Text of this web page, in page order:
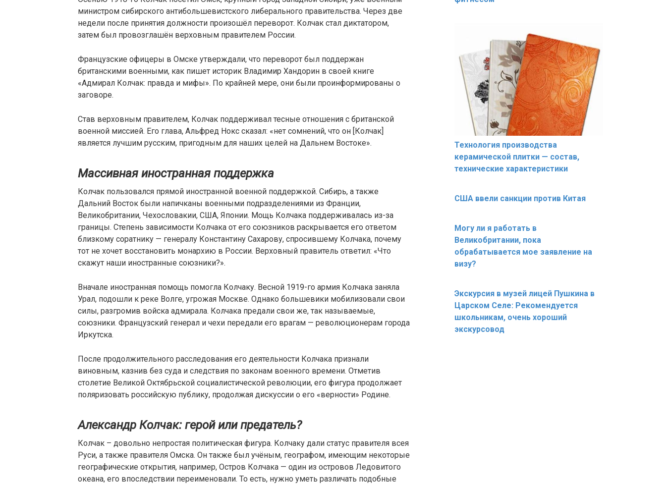
министром сибирского антибольшевистского либерального правительства. Через две
недели после принятия должности произошёл переворот. Колчак стал диктатором,
затем был провозглашён верховным правителем России.
Французские офицеры в Омске утверждали, что переворот был поддержан
британскими военными, как пишет историк Владимир Хандорин в своей книге
«Адмирал Колчак: правда и мифы». По крайней мере, они были проинформированы о
заговоре.
Став верховным правителем, Колчак поддерживал тесные отношения с британской
военной миссией. Его глава, Альфред Нокс сказал: «нет сомнений, что он [Колчак]
является лучшим русским, пригодным для наших целей на Дальнем Востоке».
Массивная иностранная поддержка
Колчак пользовался прямой иностранной военной поддержкой. Сибирь, а также
Дальний Восток были напичканы военными подразделениями из Франции,
Великобритании, Чехословакии, США, Японии. Мощь Колчака поддерживалась из-за
границы. Степень зависимости Колчака от его союзников раскрывается его ответом
близкому соратнику — генералу Константину Сахарову, спросившему Колчака, почему
тот не хочет восстановить монархию в России. Верховный правитель ответил: «Что
скажут наши иностранные союзники?».
Вначале иностранная помощь помогла Колчаку. Весной 1919-го армия Колчака заняла
Урал, подошли к реке Волге, угрожая Москве. Однако большевики мобилизовали свои
силы, разгромив войска адмирала. Колчака предали свои же, так называемые,
союзники. Французский генерал и чехи передали его врагам — революционерам города
Иркутска.
После продолжительного расследования его деятельности Колчака признали
виновным, казнив без суда и следствия по законам военного времени. Отметив
столетие Великой Октябрьской социалистической революции, его фигура продолжает
поляризовать российскую публику, продолжая дискуссии о его «верности» Родине.
Александр Колчак: герой или предатель?
Колчак – довольно непростая политическая фигура. Колчаку дали статус правителя всея
Руси, а также правителя Омска. Он также был учёным, географом, имеющим некоторые
географические открытия, например, Остров Колчака — один из островов Ледовитого
океана, его впоследствии переименовали. То есть, нужно уметь различать подобные
Технология производства
керамической плитки — состав,
технические характеристики
США ввели санкции против Китая
Могу ли я работать в
Великобритании, пока
обрабатывается мое заявление на
визу?
Экскурсия в музей лицей Пушкина в
Царском Селе: Рекомендуется
школьникам, очень хороший
экскурсовод